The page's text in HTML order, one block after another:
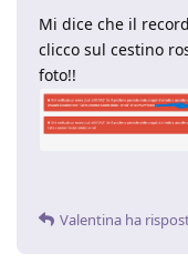
Mi dice che il
clicco sul cestino
foto!!
Valentina ha